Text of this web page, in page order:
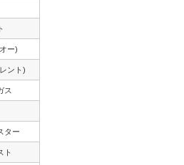
ー)
ント)
ス
ター
ト